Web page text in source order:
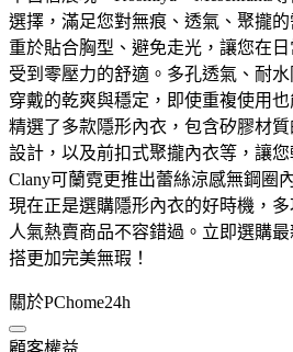
選擇，滿足您對無痕、透氣、聚攏
重於貼合胸型、避免走光，讓您在
受到零壓力的舒適。多孔透氣、耐
穿戴的乾爽與穩定，即使重複使用
精選了多款隱形內衣，包含矽膠材
設計，以及前扣式聚攏內衣等，讓您
Clany可蘭霓更推出蕾絲涼感無鋼圈
現在正是選購隱形內衣的好時機，
人氣熱賣商品不容錯過。立即選購
搭更加完美無瑕！
關於PChome24h